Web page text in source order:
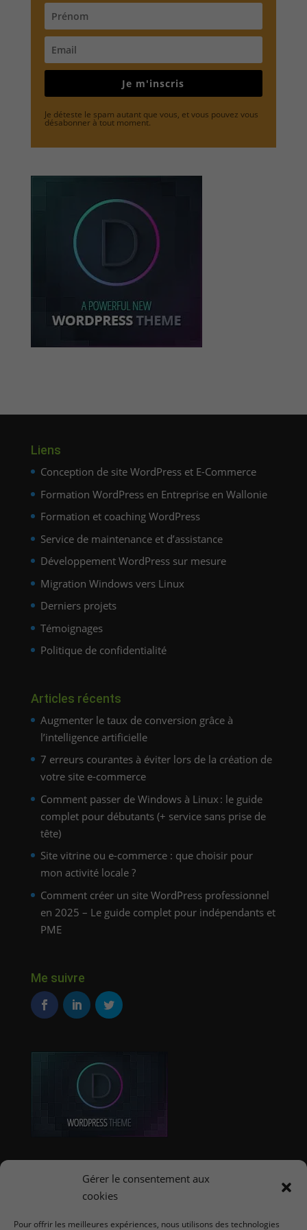
Gérer le consentement aux
cookies
Pour offrir les meilleures expériences, nous utilisons des technologies
Je m'inscris
Je déteste le spam autant que vous, et vous pouvez vous
désabonner à tout moment.
Liens
Conception de site WordPress et E-Commerce
Formation WordPress en Entreprise en Wallonie
Formation et coaching WordPress
Service de maintenance et d’assistance
Développement WordPress sur mesure
Migration Windows vers Linux
Derniers projets
Témoignages
Politique de confidentialité
Articles récents
Augmenter le taux de conversion grâce à
l’intelligence artificielle
7 erreurs courantes à éviter lors de la création de
votre site e-commerce
Comment passer de Windows à Linux : le guide
complet pour débutants (+ service sans prise de
tête)
Site vitrine ou e-commerce : que choisir pour
mon activité locale ?
Comment créer un site WordPress professionnel
en 2025 – Le guide complet pour indépendants et
PME
Me suivre
Offres d'emploi E-Commerce